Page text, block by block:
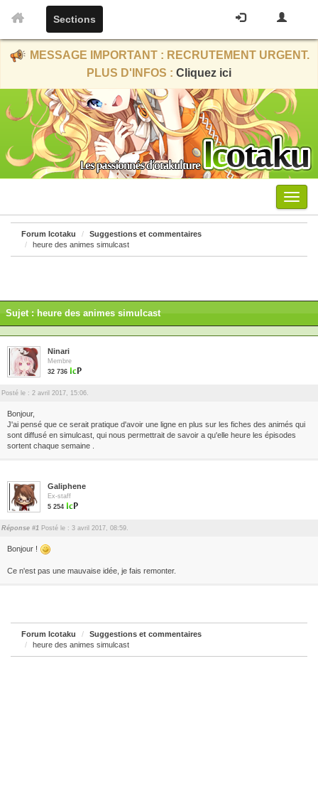
Sections
MESSAGE IMPORTANT : RECRUTEMENT URGENT.
PLUS D'INFOS : Cliquez ici
Menu
Forum Icotaku
Suggestions et commentaires
heure des animes simulcast
Sujet : heure des animes simulcast
Ninari
Membre
32 736
Posté le : 2 avril 2017, 15:06.
Bonjour,
J'ai pensé que ce serait pratique d'avoir une ligne en plus sur les fiches des animés qui
sont diffusé en simulcast, qui nous permettrait de savoir a qu'elle heure les épisodes
sortent chaque semaine .
Galiphene
Ex-staff
5 254
Réponse #1 Posté le : 3 avril 2017, 08:59.
Bonjour !
Ce n'est pas une mauvaise idée, je fais remonter.
Forum Icotaku
Suggestions et commentaires
heure des animes simulcast